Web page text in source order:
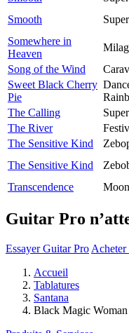
Smooth
Somewhere in
Heaven
Song of the Wind
Sweet Black Cherry
Pie
The Calling
The River
The Sensitive Kind
The Sensitive Kind
Transcendence
Guitar Pro
Essayer Guitar Pro
Accueil
Tablatures
Santana
Black Magic Woman